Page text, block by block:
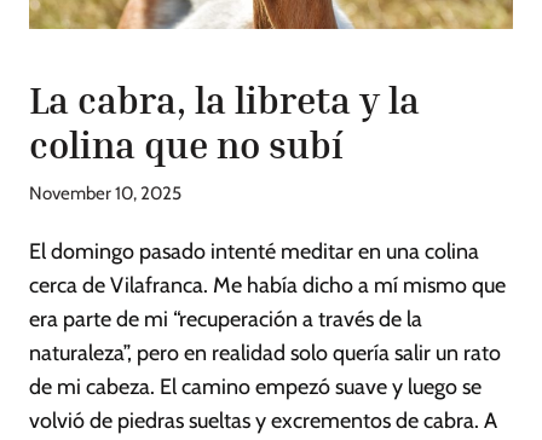
La cabra, la libreta y la
colina que no subí
November 10, 2025
El domingo pasado intenté meditar en una colina
cerca de Vilafranca. Me había dicho a mí mismo que
era parte de mi “recuperación a través de la
naturaleza”, pero en realidad solo quería salir un rato
de mi cabeza. El camino empezó suave y luego se
volvió de piedras sueltas y excrementos de cabra. A